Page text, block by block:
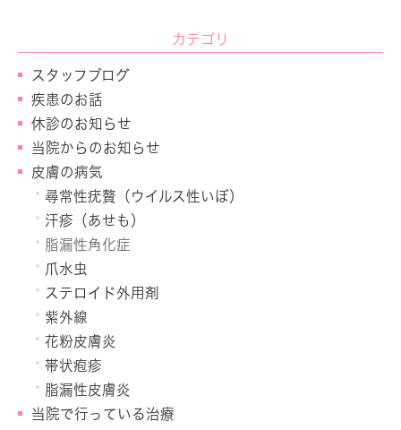
カテゴリ
スタッフブログ
疾患のお話
休診のお知らせ
当院からのお知らせ
皮膚の病気
尋常性疣贅（ウイルス性いぼ）
汗疹（あせも）
脂漏性角化症
爪水虫
ステロイド外用剤
紫外線
花粉皮膚炎
帯状疱疹
脂漏性皮膚炎
当院で行っている治療